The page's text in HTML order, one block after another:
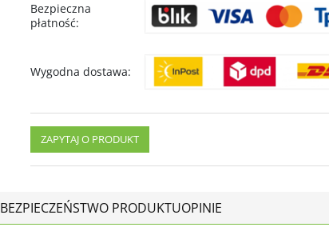
Bezpieczna
płatność:
Wygodna dostawa:
ZAPYTAJ O PRODUKT
BEZPIECZEŃSTWO PRODUKTUOPINIE